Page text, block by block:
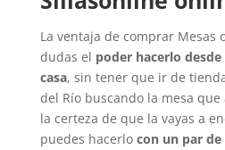
La ventaja de comprar Mesas
dudas el poder hacerlo
casa, sin tener que ir de
del Río buscando la mesa
la certeza de que la vayas a
puedes hacerlo con un par